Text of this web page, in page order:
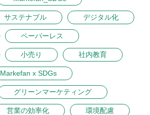
サステナブル デジタル化
ペーパーレス
小売り 社内教育
Markefan x SDGs
グリーンマーケティング
営業の効率化 環境配慮